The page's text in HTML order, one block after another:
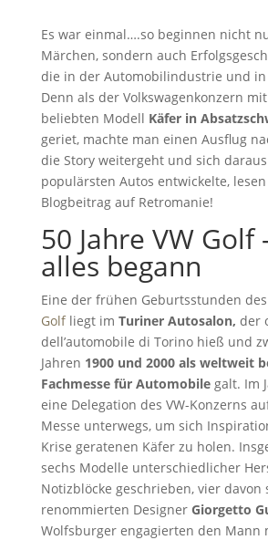
Es war einmal….so beginnen nicht
Märchen, sondern auch
die in der Automobilindustrie und in
Denn als der Volkswagenkonzern
beliebten Modell Käfer in
geriet, machte man einen Ausflug
die Story weitergeht und sich
populärsten Autos entwickelte,
Blogbeitrag auf Retromanie!
50 Jahre VW Golf
alles begann
Eine der frühen Geburtsstunden des
Golfliegt im Turiner Autosalon, der
dell’automobile di Torino hieß und
Jahren 1900 und 2000 als weltweit
Fachmesse für Automobilegalt. Im
eine Delegation des VW-Konzerns
Messe unterwegs, um sich
Krise geratenen Käfer zu holen.
sechs Modelle unterschiedlicher
Notizblöcke geschrieben, vier davon
renommierten Designer Giorgetto
Wolfsburger engagierten den Mann